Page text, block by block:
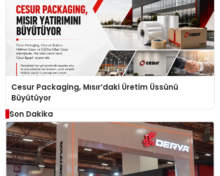
Cesur Packaging, Mısır’daki Üretim Üssünü
Büyütüyor
Son Dakika